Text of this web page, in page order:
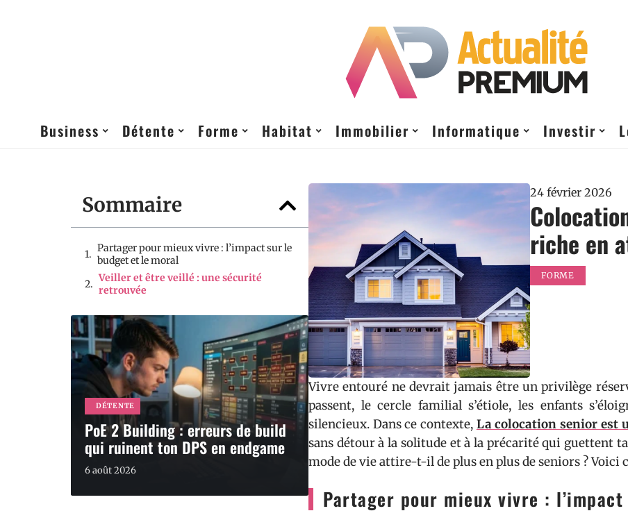
Business Détente Forme Habitat Immobilier Informatique Investir
Sommaire
Partager pour mieux vivre : l’impact sur le
budget et le moral
Veiller et être veillé : une sécurité
retrouvée
DÉTENTE
PoE 2 Building : erreurs de build
qui ruinent ton DPS en endgame
6 août 2026
24 février 2026
riche en
FORME
Vivre entouré ne devrait jamais être un privilège
passent, le cercle familial s’étiole, les enfants
silencieux. Dans ce contexte, La colocation senior est
sans détour à la solitude et à la précarité qui guettent
mode de vie attire-t-il de plus en plus de seniors ? Voici
Partager pour mieux vivre :